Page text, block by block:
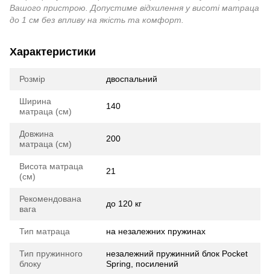
Вашого пристрою. Допустиме відхилення у висоті матраца
до 1 см без впливу на якість та комфорт.
Характеристики
Розмір двоспальний
Ширина
матраца (см)
140
Довжина
матраца (см)
200
Висота матраца
(см)
21
Рекомендована
вага
до 120 кг
Тип матраца на незалежних пружинах
Тип пружинного
блоку
незалежний пружинний блок Pocket
Spring, посилений